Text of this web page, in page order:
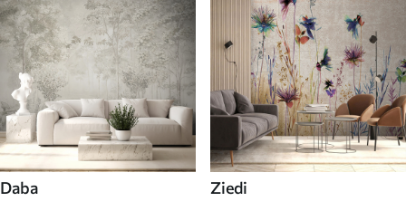
Daba Ziedi